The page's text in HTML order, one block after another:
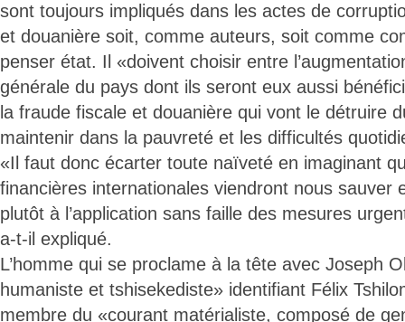
sont toujours impliqués dans les actes de
et douanière soit, comme auteurs, soit comme
penser état. Il «doivent choisir entre
générale du pays dont ils seront eux aussi
la fraude fiscale et douanière qui vont le détruire
maintenir dans la pauvreté et les difficultés
«Il faut donc écarter toute naïveté en imaginant
financières internationales viendront nous sauver
plutôt à l’application sans faille des mesures
a-t-il expliqué.
L’homme qui se proclame à la tête avec Joseph
humaniste et tshisekediste» identifiant Félix
membre du «courant matérialiste, composé de